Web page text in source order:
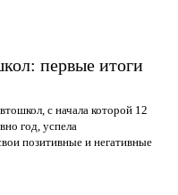
первые итоги
с начала которой 12
год, успела
позитивные и негативные